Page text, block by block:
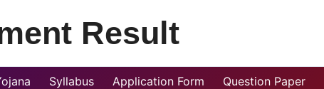
Result
Syllabus Application Form Question Paper